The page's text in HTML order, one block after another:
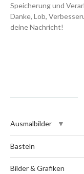
Speicherung und
Danke, Lob,
deine Nachricht!
Ausmalbilder
Basteln
Bilder & Grafiken